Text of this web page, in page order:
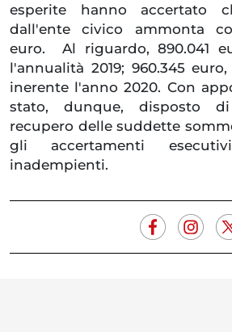
esperite hanno accertato
dall'ente civico ammonta
euro. Al riguardo, 890.041
l'annualità 2019; 960.345
inerente l'anno 2020. Con
stato, dunque, disposto
recupero delle suddette
gli accertamenti
inadempienti.